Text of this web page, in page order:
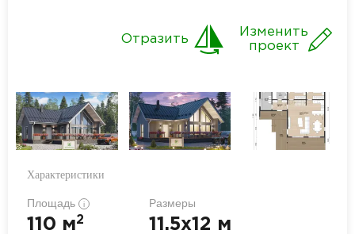
Изменить
проект
Отразить
Характеристики
Площадь i
110 м2
Размеры
11.5x12 м